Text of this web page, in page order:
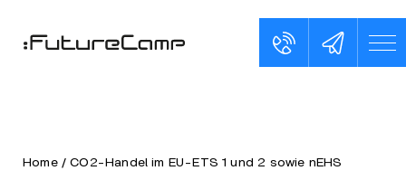
Home/CO2-Handel im EU-ETS 1 und 2 sowie nEHS